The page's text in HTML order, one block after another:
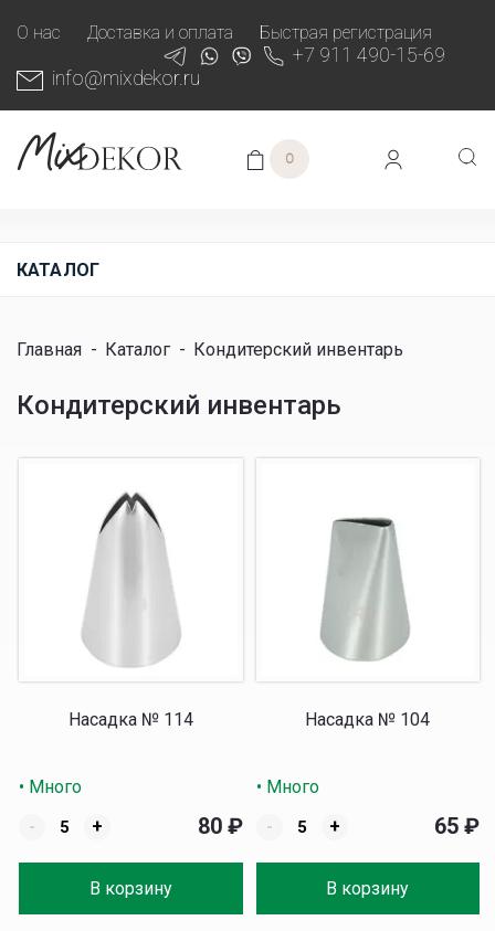
О нас Доставка и оплата Быстрая регистрация
+7 911 490-15-69
info@mixdekor.ru
0
КАТАЛОГ
Главная - Каталог - Кондитерский инвентарь
Кондитерский инвентарь
Насадка № 114
• Много
-
+
В корзину
80 ₽
Насадка № 104
• Много
-
+
В корзину
65 ₽